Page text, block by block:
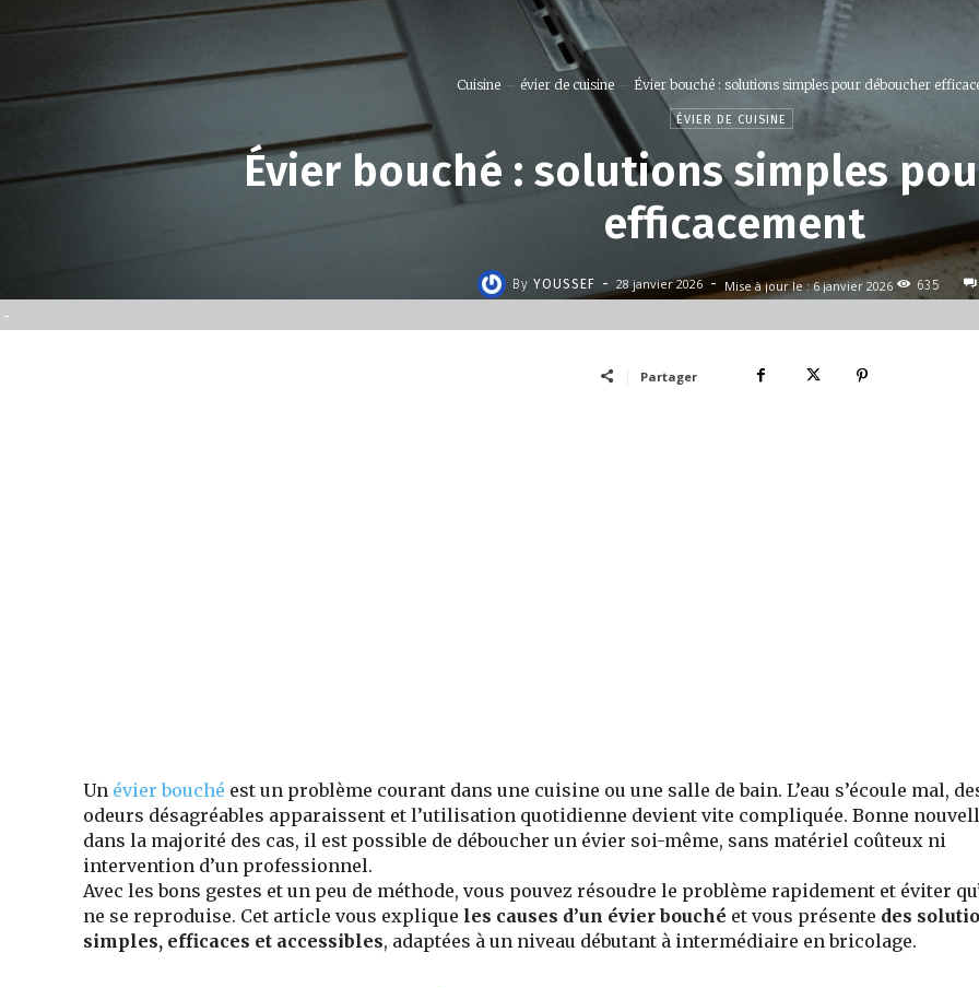
-
Cuisine évier de cuisine Évier bouché : solutions simples pour déboucher
ÉVIER DE CUISINE
Évier bouché : solutions simples
efficacement
By YOUSSEF - 28 janvier 2026 - Mise à jour le : 6 janvier 2026 635
Partager
Un évier bouché est un problème courant dans une cuisine ou une salle de bain. L’eau s’écoule mal,
odeurs désagréables apparaissent et l’utilisation quotidienne devient vite compliquée. Bonne
dans la majorité des cas, il est possible de déboucher un évier soi-même, sans matériel coûteux ni
intervention d’un professionnel.
Avec les bons gestes et un peu de méthode, vous pouvez résoudre le problème rapidement et éviter
ne se reproduise. Cet article vous explique les causes d’un évier bouché et vous présente des
simples, efficaces et accessibles, adaptées à un niveau débutant à intermédiaire en bricolage.